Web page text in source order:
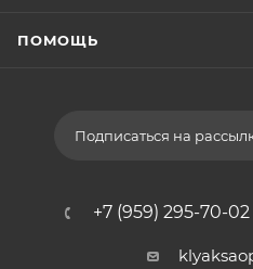
ПОМОЩЬ
Подписаться на
+7 (959) 295-70-02